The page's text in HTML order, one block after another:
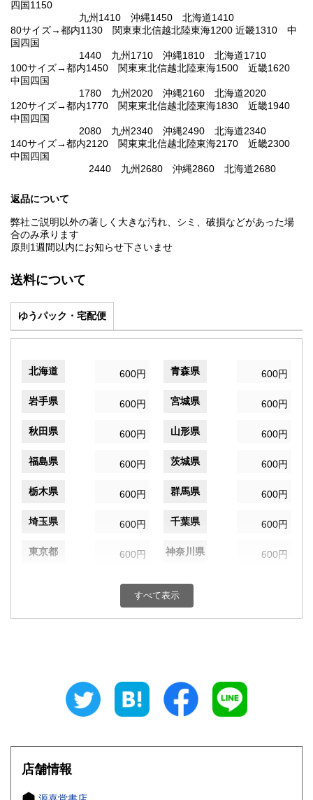
四国1150
九州1410 沖縄1450 北海道1410
80サイズ→都内1130 関東東北信越北陸東海1200 近畿1310 中
国四国
1440 九州1710 沖縄1810 北海道1710
100サイズ→都内1450 関東東北信越北陸東海1500 近畿1620
中国四国
1780 九州2020 沖縄2160 北海道2020
120サイズ→都内1770 関東東北信越北陸東海1830 近畿1940
中国四国
2080 九州2340 沖縄2490 北海道2340
140サイズ→都内2120 関東東北信越北陸東海2170 近畿2300
中国四国
2440 九州2680 沖縄2860 北海道2680
返品について
弊社ご説明以外の著しく大きな汚れ、シミ、破損などがあった場
合のみ承ります
原則1週間以内にお知らせ下さいませ
送料について
ゆうパック・宅配便
北海道 600円 青森県 600円
岩手県 600円 宮城県 600円
秋田県 600円 山形県 600円
福島県 600円 茨城県 600円
栃木県 600円 群馬県 600円
埼玉県 600円 千葉県 600円
東京都 600円 神奈川県 600円
600円 富山県
600円 三重県
大阪府
奈良県
すべて表示
店舗情報